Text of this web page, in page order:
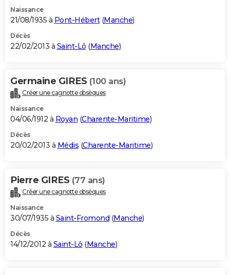
Naissance
21/08/1935 à Pont-Hébert(Manche)
Décès
22/02/2013 à Saint-Lô (Manche)
Germaine GIRES (100 ans)
Créer une cagnotte obsèques
Naissance
04/06/1912 à Royan (Charente-Maritime)
Décès
20/02/2013 à Médis (Charente-Maritime)
Pierre GIRES (77 ans)
Créer une cagnotte obsèques
Naissance
30/07/1935 à Saint-Fromond (Manche)
Décès
14/12/2012 à Saint-Lô (Manche)